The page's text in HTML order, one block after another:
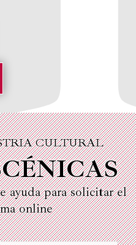
CULTURAL
ayuda para solicitar el
online